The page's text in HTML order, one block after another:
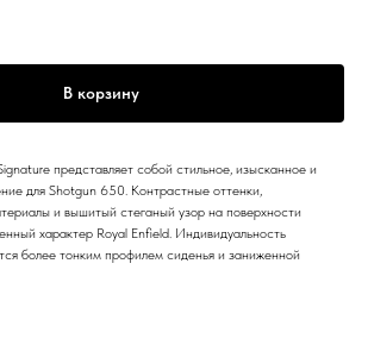
В корзину
представляет собой стильное, изысканное и
для Shotgun 650. Контрастные оттенки,
и вышитый стеганый узор на поверхности
характер Royal Enfield. Индивидуальность
более тонким профилем сиденья и заниженной